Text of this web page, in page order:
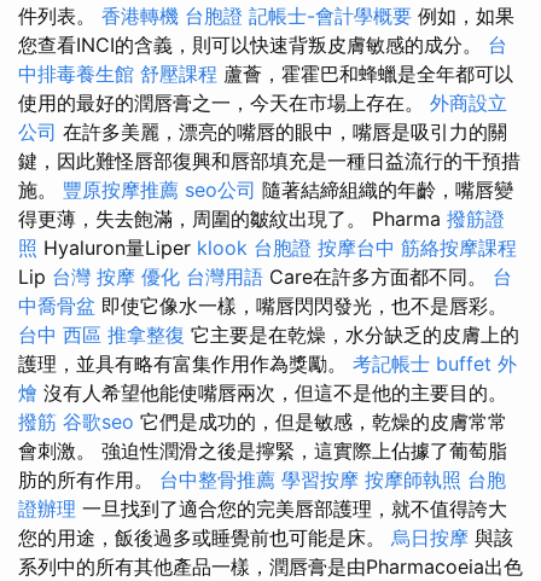
件列表。 香港轉機 台胞證 記帳士-會計學概要 例如，如果
您查看INCI的含義，則可以快速背叛皮膚敏感的成分。 台
中排毒養生館 舒壓課程 蘆薈，霍霍巴和蜂蠟是全年都可以
使用的最好的潤唇膏之一，今天在市場上存在。 外商設立
公司 在許多美麗，漂亮的嘴唇的眼中，嘴唇是吸引力的關
鍵，因此難怪唇部復興和唇部填充是一種日益流行的干預措
施。 豐原按摩推薦 seo公司 隨著結締組織的年齡，嘴唇變
得更薄，失去飽滿，周圍的皺紋出現了。 Pharma 撥筋證
照 Hyaluron量Liper klook 台胞證 按摩台中 筋絡按摩課程
Lip 台灣 按摩 優化 台灣用語 Care在許多方面都不同。 台
中喬骨盆 即使它像水一樣，嘴唇閃閃發光，也不是唇彩。
台中 西區 推拿整復 它主要是在乾燥，水分缺乏的皮膚上的
護理，並具有略有富集作用作為獎勵。 考記帳士 buffet 外
燴 沒有人希望他能使嘴唇兩次，但這不是他的主要目的。
撥筋 谷歌seo 它們是成功的，但是敏感，乾燥的皮膚常常
會刺激。 強迫性潤滑之後是擰緊，這實際上佔據了葡萄脂
肪的所有作用。 台中整骨推薦 學習按摩 按摩師執照 台胞
證辦理 一旦找到了適合您的完美唇部護理，就不值得誇大
您的用途，飯後過多或睡覺前也可能是床。 烏日按摩 與該
系列中的所有其他產品一樣，潤唇膏是由Pharmacoeia出色